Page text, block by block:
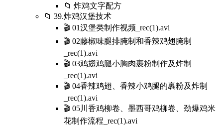
📁 炸鸡文字配方
📁 39.炸鸡汉堡技术
🎬 01汉堡类制作视频_rec(1).avi
🎬 02藤椒味腿排腌制和香辣鸡翅腌制
_rec(1).avi
🎬 03鸡翅鸡腿小胸肉裹粉制作及炸制
_rec(1).avi
🎬 04香辣鸡翅、香辣小鸡腿的裹粉及炸制
_rec(1).avi
🎬 05川香鸡柳卷、墨西哥鸡柳卷、劲爆鸡米
花制作流程_rec(1).avi